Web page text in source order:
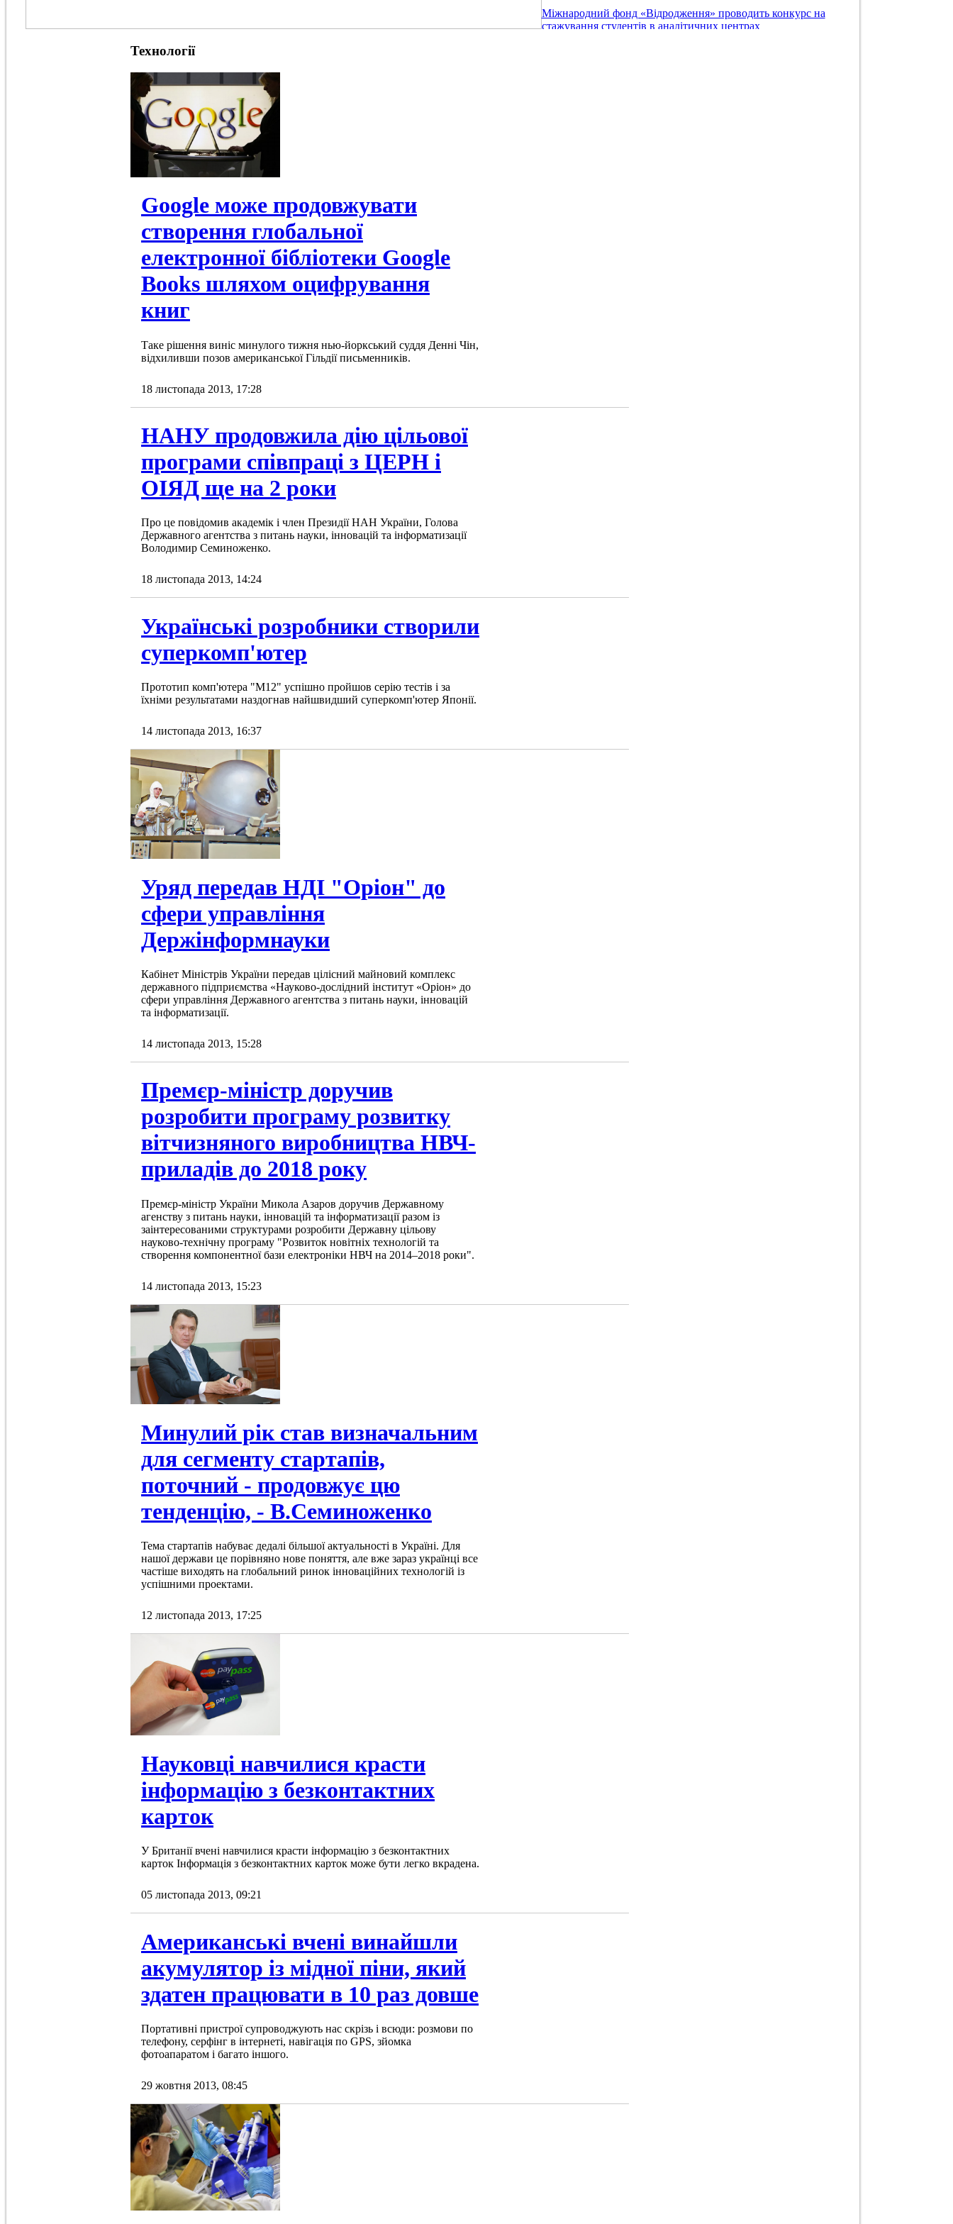
Міжнародний фонд «Відродження» проводить конкурс на
стажування студентів в аналітичних центрах
Технології
Google може продовжувати
створення глобальної
електронної бібліотеки Google
Books шляхом оцифрування
книг
Таке рішення виніс минулого тижня нью-йоркський суддя Денні Чін,
відхиливши позов американської Гільдії письменників.
18 листопада 2013, 17:28
НАНУ продовжила дію цільової
програми співпраці з ЦЕРН і
ОІЯД ще на 2 роки
Про це повідомив академік і член Президії НАН України, Голова
Державного агентства з питань науки, інновацій та інформатизації
Володимир Семиноженко.
18 листопада 2013, 14:24
Українські розробники створили
суперкомп'ютер
Прототип комп'ютера "М12" успішно пройшов серію тестів і за
їхніми результатами наздогнав найшвидший суперкомп'ютер Японії.
14 листопада 2013, 16:37
Уряд передав НДІ "Оріон" до
сфери управління
Держінформнауки
Кабінет Міністрів України передав цілісний майновий комплекс
державного підприємства «Науково-дослідний інститут «Оріон» до
сфери управління Державного агентства з питань науки, інновацій
та інформатизації.
14 листопада 2013, 15:28
Премєр-міністр доручив
розробити програму розвитку
вітчизняного виробництва НВЧ-
приладів до 2018 року
Премєр-міністр України Микола Азаров доручив Державному
агенству з питань науки, інновацій та інформатизації разом із
заінтересованими структурами розробити Державну цільову
науково-технічну програму "Розвиток новітніх технологій та
створення компонентної бази електроніки НВЧ на 2014–2018 роки".
14 листопада 2013, 15:23
Минулий рік став визначальним
для сегменту стартапів,
поточний - продовжує цю
тенденцію, - В.Семиноженко
Тема стартапів набуває дедалі більшої актуальності в Україні. Для
нашої держави це порівняно нове поняття, але вже зараз українці все
частіше виходять на глобальний ринок інноваційних технологій із
успішними проектами.
12 листопада 2013, 17:25
Науковці навчилися красти
інформацію з безконтактних
карток
У Британії вчені навчилися красти інформацію з безконтактних
карток Інформація з безконтактних карток може бути легко вкрадена.
05 листопада 2013, 09:21
Американські вчені винайшли
акумулятор із мідної піни, який
здатен працювати в 10 раз довше
Портативні пристрої супроводжують нас скрізь і всюди: розмови по
телефону, серфінг в інтернеті, навігація по GPS, зйомка
фотоапаратом і багато іншого.
29 жовтня 2013, 08:45